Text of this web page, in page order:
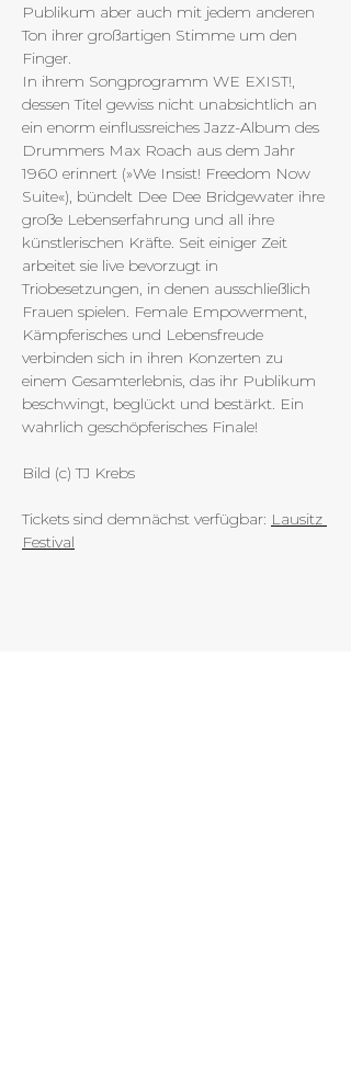
Publikum aber auch mit jedem anderen
Ton ihrer großartigen Stimme um den
Finger.
In ihrem Songprogramm WE EXIST!,
dessen Titel gewiss nicht unabsichtlich an
ein enorm einflussreiches Jazz-Album des
Drummers Max Roach aus dem Jahr
1960 erinnert (»We Insist! Freedom Now
Suite«), bündelt Dee Dee Bridgewater ihre
große Lebenserfahrung und all ihre
künstlerischen Kräfte. Seit einiger Zeit
arbeitet sie live bevorzugt in
Triobesetzungen, in denen ausschließlich
Frauen spielen. Female Empowerment,
Kämpferisches und Lebensfreude
verbinden sich in ihren Konzerten zu
einem Gesamterlebnis, das ihr Publikum
beschwingt, beglückt und bestärkt. Ein
wahrlich geschöpferisches Finale!
Bild (c) TJ Krebs
Tickets sind demnächst verfügbar: Lausitz
Festival